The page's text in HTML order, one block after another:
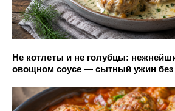
Не котлеты и не голубцы:
овощном соусе — сытный ужин без